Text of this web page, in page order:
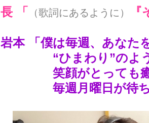
長 「 （歌詞にあるように）
岩本 「僕は毎週、あなた
“ひまわり”のよう
笑顔がとっても癒
毎週月曜日が待ち遠